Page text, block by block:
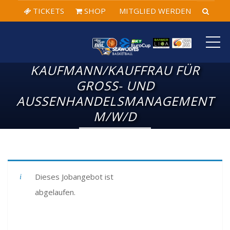
TICKETS SHOP MITGLIED WERDEN
KAUFMANN/KAUFFRAU FÜR
GROSS- UND A
USSENHANDELSMANAGEMENT M/
W/D
Dieses Jobangebot ist
abgelaufen.